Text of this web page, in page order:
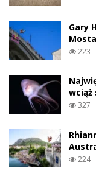
Gary
223
327
224